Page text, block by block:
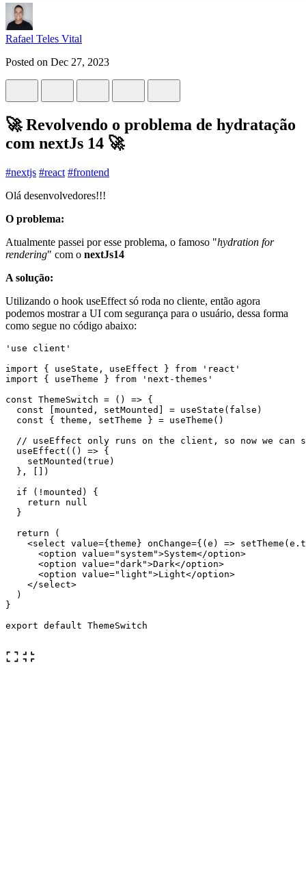
Rafael Teles Vital
Posted on Dec 27, 2023
🚀 Revolvendo o problema de hydratação
com nextJs 14 🚀
#nextjs #react #frontend
Olá desenvolvedores!!!
O problema:
Atualmente passei por esse problema, o famoso "hydration for
rendering" com o nextJs14
A solução:
Utilizando o hook useEffect só roda no cliente, então agora
podemos mostrar a UI com segurança para o usuário, dessa forma
como segue no código abaixo:
'use client'
import { useState, useEffect } from 'react'
import { useTheme } from 'next-themes'
const ThemeSwitch = () => {
  const [mounted, setMounted] = useState(false)
  const { theme, setTheme } = useTheme()
// useEffect only runs on the client, so now we can
  useEffect(() => {
    setMounted(true)
  }, [])
  if (!mounted) {
    return null
  }
  return (
<select value={theme} onChange={(e) =>
      <option value="system">System</option>
      <option value="dark">Dark</option>
      <option value="light">Light</option>
    </select>
  )
}
export default ThemeSwitch